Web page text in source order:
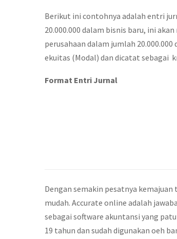
Berikut ini contohnya adalah entri
20.000.000 dalam bisnis baru, ini
perusahaan dalam jumlah
ekuitas (Modal) dan dicatat sebagai
Format Entri Jurnal
Dengan semakin pesatnya
mudah. Accurate online adalah
sebagai software akuntansi yang
19 tahun dan sudah digunakan oeh